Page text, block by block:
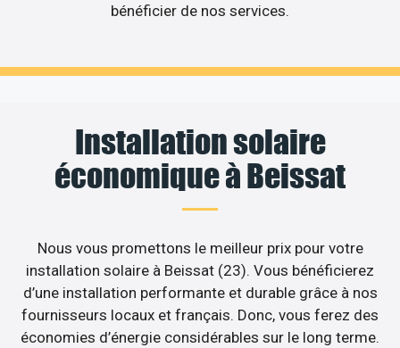
bénéficier de nos services.
Installation solaire
économique à Beissat
Nous vous promettons le meilleur prix pour votre
installation solaire à Beissat (23). Vous bénéficierez
d’une installation performante et durable grâce à nos
fournisseurs locaux et français. Donc, vous ferez des
économies d’énergie considérables sur le long terme.